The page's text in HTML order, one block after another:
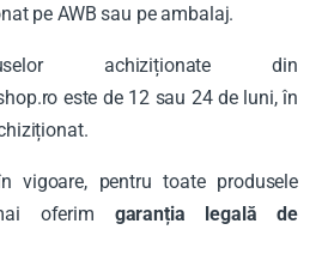
pe AWB sau pe ambalaj.
achiziționate din
este de 12 sau 24 de luni, în
vigoare, pentru toate produsele
oferim garanția legală de